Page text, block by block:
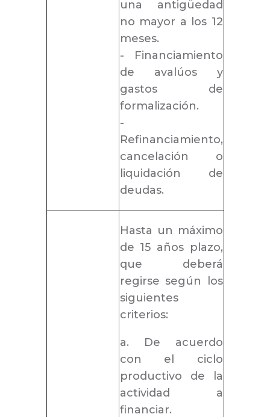
una antigüedad
no mayor a los 12
meses.
- Financiamiento
de avalúos y
gastos de
formalización.
-
Refinanciamiento,
cancelación o
liquidación de
deudas.
Hasta un máximo
de 15 años plazo,
que deberá
regirse según los
siguientes
criterios:
a. De acuerdo
con el ciclo
productivo de la
actividad a
financiar.